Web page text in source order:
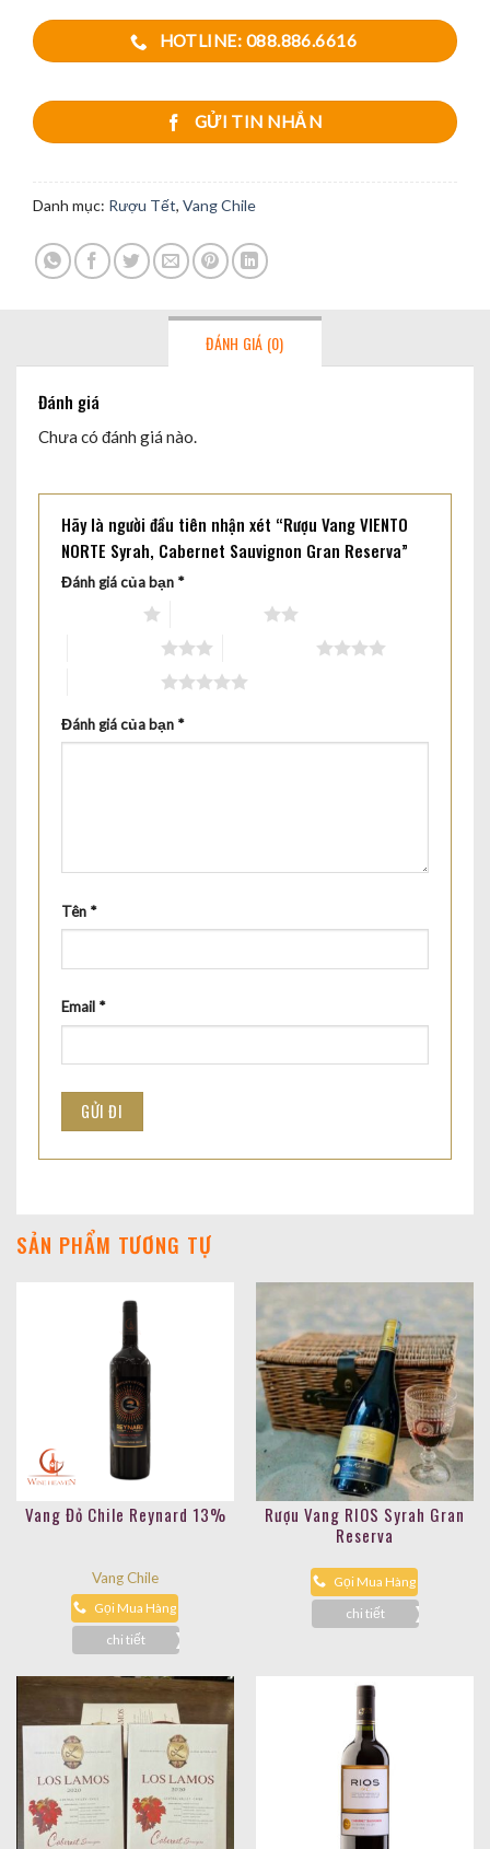
HOTLINE: 088.886.6616
GỬI TIN NHẮN
Danh mục: Rượu Tết, Vang Chile
ĐÁNH GIÁ (0)
Đánh giá
Chưa có đánh giá nào.
Hãy là người đầu tiên nhận xét “Rượu Vang VIENTO
NORTE Syrah, Cabernet Sauvignon Gran Reserva”
Đánh giá của bạn *
Đánh giá của bạn *
Tên *
Email *
SẢN PHẨM TƯƠNG TỰ
Vang Đỏ Chile Reynard 13%
Vang Chile
Gọi Mua Hàng
chi tiết
Rượu Vang RIOS Syrah Gran
Reserva
Gọi Mua Hàng
chi tiết